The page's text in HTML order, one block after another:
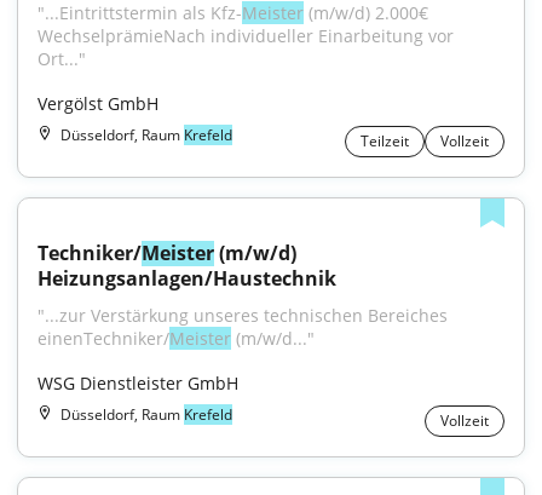
"...Eintrittstermin als Kfz-Meister (m/w/d) 2.000€
WechselprämieNach individueller Einarbeitung vor
Ort..."
Vergölst GmbH
Düsseldorf, Raum Krefeld Teilzeit Vollzeit
Techniker/Meister (m/w/d)
Heizungsanlagen/Haustechnik
"...zur Verstärkung unseres technischen Bereiches
einenTechniker/Meister (m/w/d..."
WSG Dienstleister GmbH
Düsseldorf, Raum Krefeld Vollzeit